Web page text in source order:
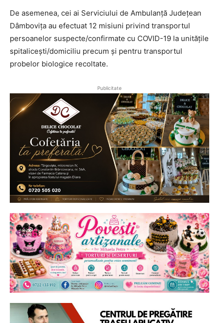
De asemenea, cei ai Serviciului de Ambulanță Județean
Dâmbovița au efectuat 12 misiuni privind transportul
persoanelor suspecte/confirmate cu COVID-19 la unitățile
spitalicești/domiciliu precum și pentru transportul
probelor biologice recoltate.
Publicitate